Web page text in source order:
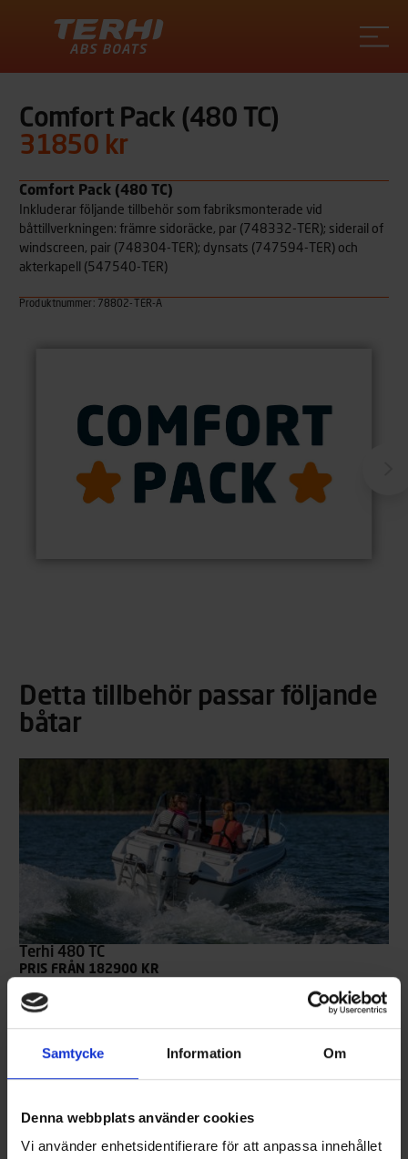
Samtycke Information Om
Denna webbplats använder cookies
Vi använder enhetsidentifierare för att anpassa innehållet
Comfort Pack (480 TC)
31850 kr
Comfort Pack (480 TC)
Inkluderar följande tillbehör som fabriksmonterade vid
båttillverkningen: främre sidoräcke, par (748332-TER); siderail of
windscreen, pair (748304-TER); dynsats (747594-TER) och
akterkapell (547540-TER)
Produktnummer: 78802-TER-A
Detta tillbehör passar följande
båtar
Terhi 480 TC
PRIS FRÅN 182900 KR
motorbåt med dubbla styrkonsoler. Den lämpar sig både för
förvaringsutrymmen, en stor öppen för och goda köregenskaper,